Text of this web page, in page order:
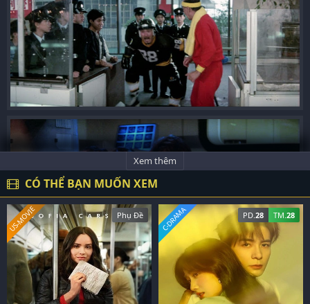
Xem thêm
CÓ THỂ BẠN MUỐN XEM
Phụ Đề
US-MOVIE PD. 28 TM. 28
C-DRAMA